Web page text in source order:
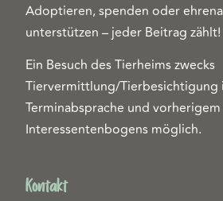
Adoptieren, spenden oder
unterstützen – jeder Beitrag zählt!
Ein Besuch des Tierheims zwecks
Tiervermittlung/Tierbesichtigung
Terminabsprache und
Interessentenbogens möglich.
Kontakt